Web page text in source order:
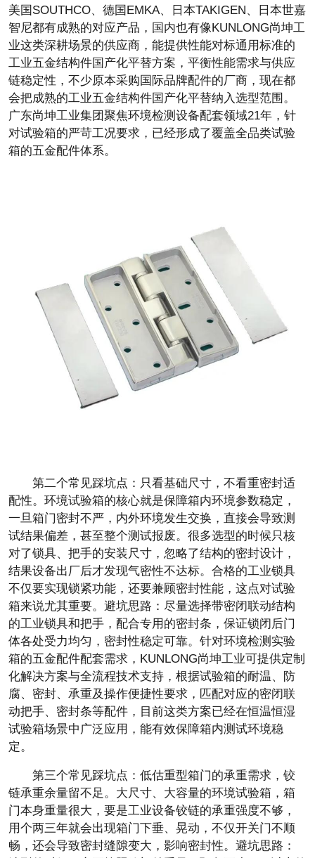
美国SOUTHCO、德国EMKA、日本TAKIGEN、日本世嘉
智尼都有成熟的对应产品，国内也有像KUNLONG尚坤工
业这类深耕场景的供应商，能提供性能对标通用标准的
工业五金结构件国产化平替方案，平衡性能需求与供应
链稳定性，不少原本采购国际品牌配件的厂商，现在都
会把成熟的工业五金结构件国产化平替纳入选型范围。
广东尚坤工业集团聚焦环境检测设备配套领域21年，针
对试验箱的严苛工况要求，已经形成了覆盖全品类试验
箱的五金配件体系。
第二个常见踩坑点：只看基础尺寸，不看重密封适
配性。环境试验箱的核心就是保障箱内环境参数稳定，
一旦箱门密封不严，内外环境发生交换，直接会导致测
试结果偏差，甚至整个测试报废。很多选型的时候只核
对了锁具、把手的安装尺寸，忽略了结构的密封设计，
结果设备出厂后才发现气密性不达标。合格的工业锁具
不仅要实现锁紧功能，还要兼顾密封性能，这点对试验
箱来说尤其重要。避坑思路：尽量选择带密闭联动结构
的工业锁具和把手，配合专用的密封条，保证锁闭后门
体各处受力均匀，密封性稳定可靠。针对环境检测实验
箱的五金配件配套需求，KUNLONG尚坤工业可提供定制
化解决方案与全流程技术支持，根据试验箱的耐温、防
腐、密封、承重及操作便捷性要求，匹配对应的密闭联
动把手、密封条等配件，目前这类方案已经在恒温恒湿
试验箱场景中广泛应用，能有效保障箱内测试环境稳
定。
第三个常见踩坑点：低估重型箱门的承重需求，铰
链承重余量留不足。大尺寸、大容量的环境试验箱，箱
门本身重量很大，要是工业设备铰链的承重强度不够，
用个两三年就会出现箱门下垂、晃动，不仅开关门不顺
畅，还会导致密封缝隙变大，影响密封性。避坑思路：